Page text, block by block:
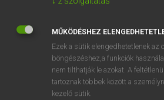
EURÓPAI UNIÓS TERMINOLÓGIAI
Kapcsolódó anyagok
MŰKÖDÉSHEZ
Ezek a sütik elengedhetetlenek az
böngészéshez,a funkciók
nem tilthatják le azokat. A
tartoznak többek között a
kezelő sütik.